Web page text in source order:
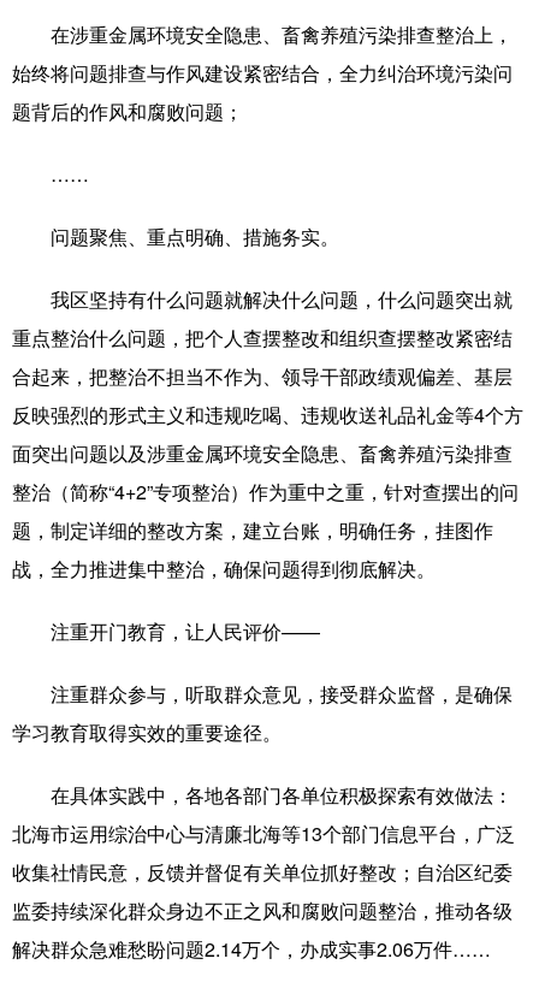
在涉重金属环境安全隐患、畜禽养殖污染排查整治上，
始终将问题排查与作风建设紧密结合，全力纠治环境污染问
题背后的作风和腐败问题；
……
问题聚焦、重点明确、措施务实。
我区坚持有什么问题就解决什么问题，什么问题突出就
重点整治什么问题，把个人查摆整改和组织查摆整改紧密结
合起来，把整治不担当不作为、领导干部政绩观偏差、基层
反映强烈的形式主义和违规吃喝、违规收送礼品礼金等4个方
面突出问题以及涉重金属环境安全隐患、畜禽养殖污染排查
整治（简称“4+2”专项整治）作为重中之重，针对查摆出的问
题，制定详细的整改方案，建立台账，明确任务，挂图作
战，全力推进集中整治，确保问题得到彻底解决。
注重开门教育，让人民评价——
注重群众参与，听取群众意见，接受群众监督，是确保
学习教育取得实效的重要途径。
在具体实践中，各地各部门各单位积极探索有效做法：
北海市运用综治中心与清廉北海等13个部门信息平台，广泛
收集社情民意，反馈并督促有关单位抓好整改；自治区纪委
监委持续深化群众身边不正之风和腐败问题整治，推动各级
解决群众急难愁盼问题2.14万个，办成实事2.06万件……